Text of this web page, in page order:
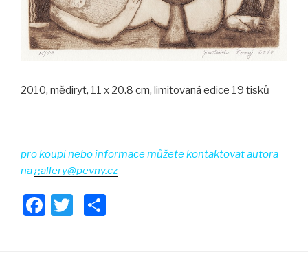
2010, mědiryt, 11 x 20.8 cm, limitovaná edice 19 tisků
pro koupi nebo informace můžete kontaktovat autora
nagallery@pevny.cz
F
T